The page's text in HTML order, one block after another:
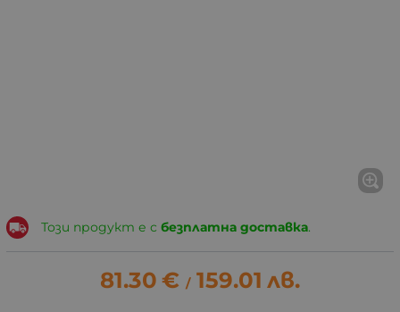
Този продукт е с безплатна доставка.
81.30 € / 159.01 лв.